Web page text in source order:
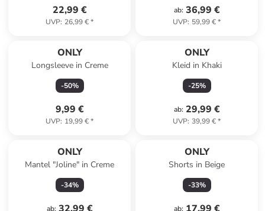
22,99 €
UVP: 26,99 €*
ab: 36,99 €
UVP: 59,99 €*
ONLY
Longsleeve in Creme
-50%
9,99 €
UVP: 19,99 €*
ONLY
Kleid in Khaki
-25%
ab: 29,99 €
UVP: 39,99 €*
ONLY
Mantel "Joline" in Creme
-34%
ab:
ONLY
Shorts in Beige
-33%
ab: